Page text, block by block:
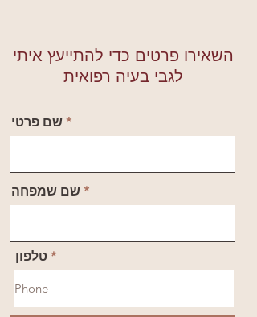
השאירו פרטים כדי להתייעץ איתי
לגבי בעיה רפואית
שם פרטי
שם שמפחה
טלפון